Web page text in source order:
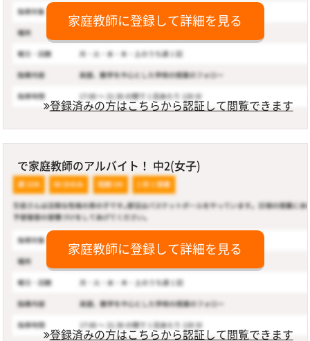
家庭教師に登録して詳細を見る
登録済みの方はこちらから認証して閲覧できます
で家庭教師のアルバイト！ 中2(女子)
家庭教師に登録して詳細を見る
登録済みの方はこちらから認証して閲覧できます